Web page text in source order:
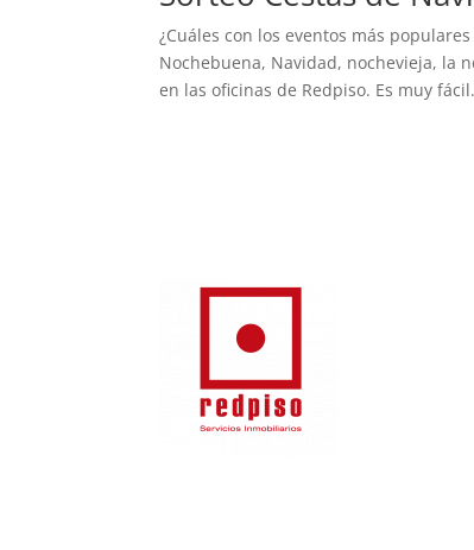
¿Cuáles con los eventos más
Nochebuena, Navidad, nochevieja, la
en las oficinas de Redpiso. Es muy